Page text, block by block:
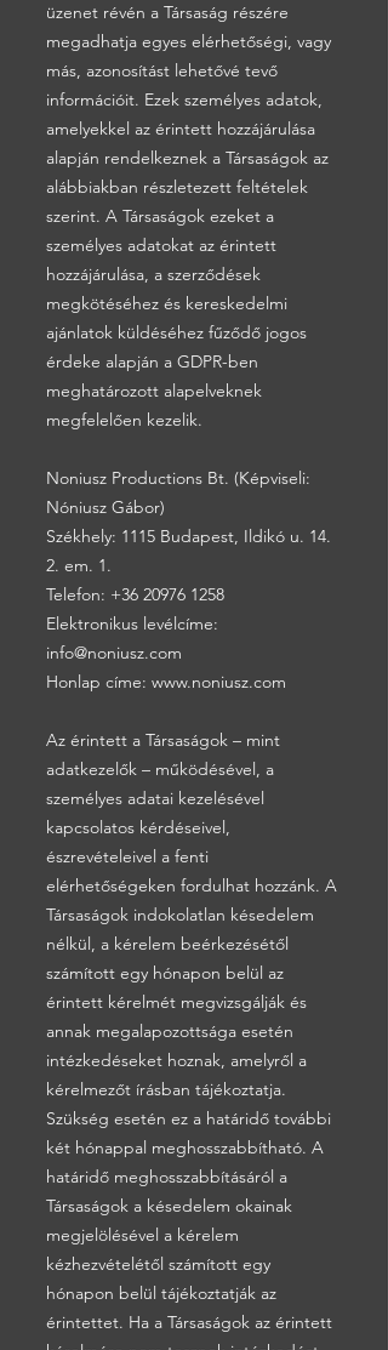
üzenet révén a Társaság részére
megadhatja egyes elérhetőségi, vagy
más, azonosítást lehetővé tevő
információit. Ezek személyes adatok,
amelyekkel az érintett hozzájárulása
alapján rendelkeznek a Társaságok az
alábbiakban részletezett feltételek
szerint. A Társaságok ezeket a
személyes adatokat az érintett
hozzájárulása, a szerződések
megkötéséhez és kereskedelmi
ajánlatok küldéséhez fűződő jogos
érdeke alapján a GDPR-ben
meghatározott alapelveknek
megfelelően kezelik.
Noniusz Productions Bt. (Képviseli:
Nóniusz Gábor)
Székhely: 1115 Budapest, Ildikó u. 14.
2. em. 1.
Telefon: +36 20976 1258
Elektronikus levélcíme:
info@noniusz.com
Honlap címe: www.noniusz.com
Az érintett a Társaságok – mint
adatkezelők – működésével, a
személyes adatai kezelésével
kapcsolatos kérdéseivel,
észrevételeivel a fenti
elérhetőségeken fordulhat hozzánk. A
Társaságok indokolatlan késedelem
nélkül, a kérelem beérkezésétől
számított egy hónapon belül az
érintett kérelmét megvizsgálják és
annak megalapozottsága esetén
intézkedéseket hoznak, amelyről a
kérelmezőt írásban tájékoztatja.
Szükség esetén ez a határidő további
két hónappal meghosszabbítható. A
határidő meghosszabbításáról a
Társaságok a késedelem okainak
megjelölésével a kérelem
kézhezvételétől számított egy
hónapon belül tájékoztatják az
érintettet. Ha a Társaságok az érintett